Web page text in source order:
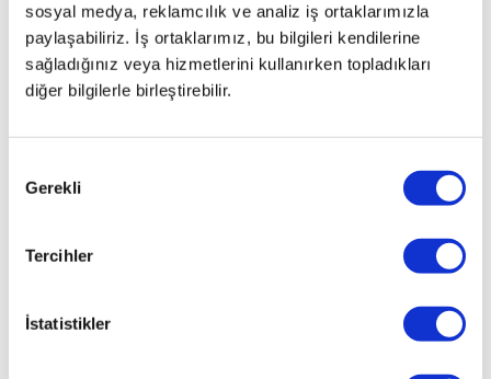
sosyal medya, reklamcılık ve analiz iş ortaklarımızla
paylaşabiliriz. İş ortaklarımız, bu bilgileri kendilerine
sağladığınız veya hizmetlerini kullanırken topladıkları
diğer bilgilerle birleştirebilir.
Seçimi
Gerekli
Tercihler
İstatistikler